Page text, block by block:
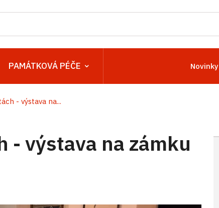
PAMÁTKOVÁ PÉČE Novinky
- výstava na...
- výstava na zámku